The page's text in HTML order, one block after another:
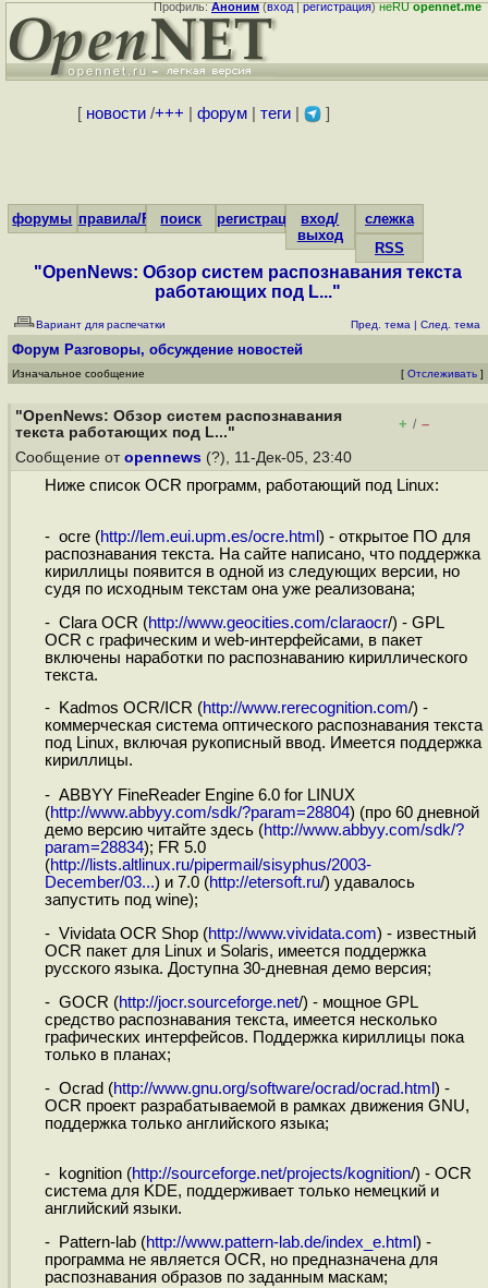
Профиль:Аноним(вход|регистрация)неRUopennet.me
[ новости/+++ форум| теги| ]
форумы правила/FAQпоиск регистрациявход/
выход
слежка
RSS
"OpenNews: Обзор систем распознавания текста
работающих под L..."
Вариант для распечатки Пред. тема | След. тема
Форум Разговоры, обсуждение новостей
Изначальное сообщение [ Отслеживать ]
"OpenNews: Обзор систем распознавания
текста работающих под L..."
+ / –
Сообщение от opennews (?), 11-Дек-05, 23:40
Ниже список OCR программ, работающий под Linux:
- ocre (http://lem.eui.upm.es/ocre.html ) - открытое ПО для
распознавания текста. На сайте написано, что поддержка
кириллицы появится в одной из следующих версии, но
судя по исходным текстам она уже реализована;
- Clara OCR (http://www.geocities.com/claraocr/) - GPL
OCR с графическим и web-интерфейсами, в пакет
включены наработки по распознаванию кириллического
текста.
- Kadmos OCR/ICR (http://www.rerecognition.com/) -
коммерческая система оптического распознавания текста
под Linux, включая рукописный ввод. Имеется поддержка
кириллицы.
- ABBYY FineReader Engine 6.0 for LINUX
(http://www.abbyy.com/sdk/?param=28804) (про 60 дневной
демо версию читайте здесь (http://www.abbyy.com/sdk/?
param=28834); FR 5.0
(http://lists.altlinux.ru/pipermail/sisyphus/2003-
December/03...) и 7.0 (http://etersoft.ru/) удавалось
запустить под wine);
- Vividata OCR Shop (http://www.vividata.com) - известный
OCR пакет для Linux и Solaris, имеется поддержка
русского языка. Доступна 30-дневная демо версия;
- GOCR (http://jocr.sourceforge.net/) - мощное GPL
средство распознавания текста, имеется несколько
графических интерфейсов. Поддержка кириллицы пока
только в планах;
- Ocrad (http://www.gnu.org/software/ocrad/ocrad.html ) -
OCR проект разрабатываемой в рамках движения GNU,
поддержка только английского языка;
- kognition (http://sourceforge.net/projects/kognition/) - OCR
система для KDE, поддерживает только немецкий и
английский языки.
- Pattern-lab (http://www.pattern-lab.de/index_e.html ) -
программа не является OCR, но предназначена для
распознавания образов по заданным маскам;